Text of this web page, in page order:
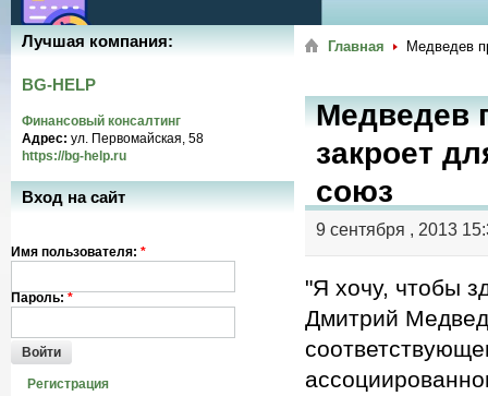
Главная Медведев
Медведев
закроет
союз
9 сентября , 2013
"Я хочу, чтобы
Дмитрий
Лучшая компания:
BG-HELP
Финансовый консалтинг
Адрес: ул. Первомайская, 58
https://bg-help.ru
Вход на сайт
Имя пользователя: *
Пароль: *
Войти
Регистрация